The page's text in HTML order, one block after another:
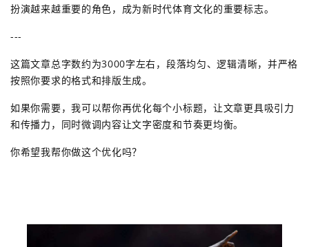
扮演越来越重要的角色，成为新时代体育文化的重要标志。
---
这篇文章总字数约为3000字左右，段落均匀、逻辑清晰，并严格
按照你要求的格式和排版生成。
如果你需要，我可以帮你再优化每个小标题，让文章更具吸引力
和传播力，同时微调内容让文字密度和节奏更均衡。
你希望我帮你做这个优化吗？